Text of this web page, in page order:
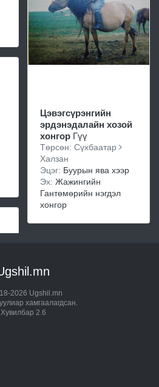
Цэвэгсүрэнгийн
эрдэнэдалайн хозой
хонгор Гүү
Төрсөн: Сүхбаатар
Халзан
Эцэг: Буурын ява хээр
Эх: Жажингийн
Гантөмөрийн нэгдэл
хонгор
2026 Ugshil.mn
хамгаалагдсан.
Хувилбар 2.6